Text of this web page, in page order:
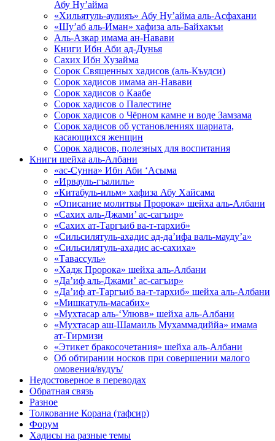
Абу Ну’айма
«Хильятуль-аулияъ» Абу Ну’айма аль-Асфахани
«Шу’аб аль-Иман» хафиза аль-Байхакъи
Аль-Азкар имама ан-Навави
Книги Ибн Аби ад-Дунья
Сахих Ибн Хузайма
Сорок Священных хадисов (аль-Къудси)
Сорок хадисов имама ан-Навави
Сорок хадисов о Каабе
Сорок хадисов о Палестине
Сорок хадисов о Чёрном камне и воде Замзама
Сорок хадисов об установлениях шариата,
касающихся женщин
Сорок хадисов, полезных для воспитания
Книги шейха аль-Албани
«ас-Сунна» Ибн Аби ‘Асыма
«Ирвауль-гъалиль»
«Китабуль-ильм» хафиза Абу Хайсама
«Описание молитвы Пророка» шейха аль-Албани
«Сахих аль-Джами’ ас-сагъир»
«Сахих ат-Таргъиб ва-т-тархиб»
«Сильсилятуль-ахадис ад-да’ифа валь-мауду’а»
«Сильсилятуль-ахадис ас-сахиха»
«Тавассуль»
«Хадж Пророка» шейха аль-Албани
«Да’иф аль-Джами’ ас-сагъир»
«Да’иф ат-Таргъиб ва-т-тархиб» шейха аль-Албани
«Мишкатуль-масабих»
«Мухтасар аль-‘Улювв» шейха аль-Албани
«Мухтасар аш-Шамаиль Мухаммадиййа» имама
ат-Тирмизи
«Этикет бракосочетания» шейха аль-Албани
Об обтирании носков при совершении малого
омовения/вудуъ/
Недостоверное в переводах
Обратная связь
Разное
Толкование Корана (тафсир)
Форум
Хадисы на разные темы